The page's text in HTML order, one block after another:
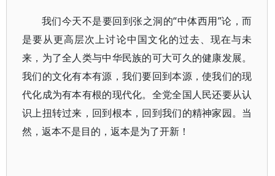
我们今天不是要回到张之洞的“中体西用”论，而
是要从更高层次上讨论中国文化的过去、现在与未
来，为了全人类与中华民族的可大可久的健康发展。
我们的文化有本有源，我们要回到本源，使我们的现
代化成为有本有根的现代化。全党全国人民还要从认
识上扭转过来，回到根本，回到我们的精神家园。当
然，返本不是目的，返本是为了开新！